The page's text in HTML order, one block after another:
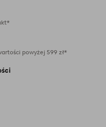
powyżej 599 zł*